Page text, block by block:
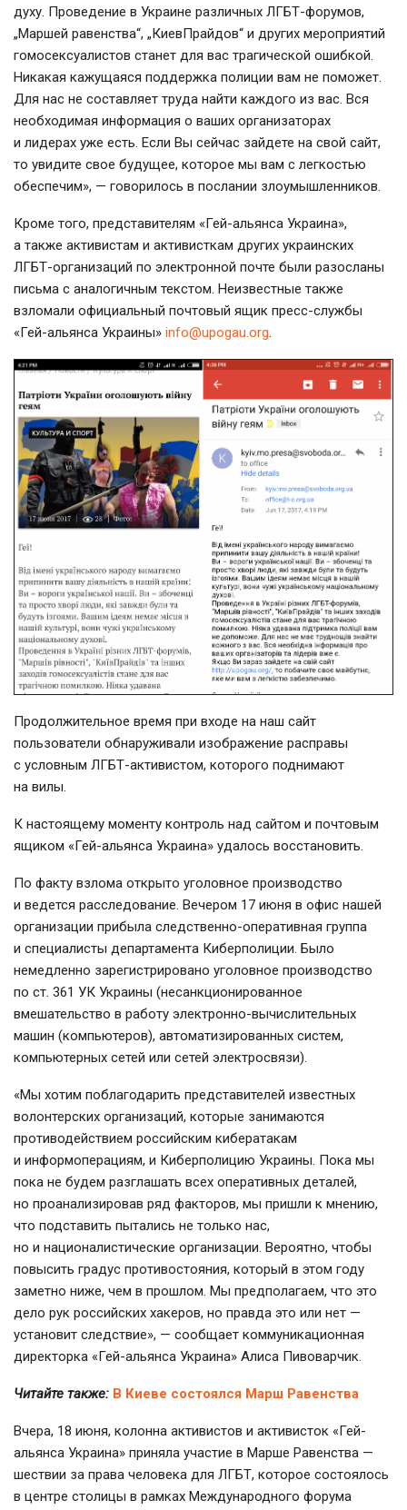
духу. Проведение в Украине различных ЛГБТ-форумов,
„Маршей равенства“, „КиевПрайдов“ и других мероприятий
гомосексуалистов станет для вас трагической ошибкой.
Никакая кажущаяся поддержка полиции вам не поможет.
Для нас не составляет труда найти каждого из вас. Вся
необходимая информация о ваших организаторах
и лидерах уже есть. Если Вы сейчас зайдете на свой сайт,
то увидите свое будущее, которое мы вам с легкостью
обеспечим», — говорилось в послании злоумышленников.
Кроме того, представителям «Гей-альянса Украина»,
а также активистам и активисткам других украинских
ЛГБТ-организаций по электронной почте были разосланы
письма с аналогичным текстом. Неизвестные также
взломали официальный почтовый ящик пресс-службы
«Гей-альянса Украины» info@upogau.org.
Продолжительное время при входе на наш сайт
пользователи обнаруживали изображение расправы
с условным ЛГБТ-активистом, которого поднимают
на вилы.
К настоящему моменту контроль над сайтом и почтовым
ящиком «Гей-альянса Украина» удалось восстановить.
По факту взлома открыто уголовное производство
и ведется расследование. Вечером 17 июня в офис нашей
организации прибыла следственно-оперативная группа
и специалисты департамента Киберполиции. Было
немедленно зарегистрировано уголовное производство
по ст. 361 УК Украины (несанкционированное
вмешательство в работу электронно-вычислительных
машин (компьютеров), автоматизированных систем,
компьютерных сетей или сетей электросвязи).
«Мы хотим поблагодарить представителей известных
волонтерских организаций, которые занимаются
противодействием российским кибератакам
и информоперациям, и Киберполицию Украины. Пока мы
пока не будем разглашать всех оперативных деталей,
но проанализировав ряд факторов, мы пришли к мнению,
что подставить пытались не только нас,
но и националистические организации. Вероятно, чтобы
повысить градус противостояния, который в этом году
заметно ниже, чем в прошлом. Мы предполагаем, что это
дело рук российских хакеров, но правда это или нет —
установит следствие», — сообщает коммуникационная
директорка «Гей-альянса Украина» Алиса Пивоварчик.
Читайте также: В Киеве состоялся Марш Равенства
Вчера, 18 июня, колонна активистов и активисток «Гей-
альянса Украина» приняла участие в Марше Равенства —
шествии за права человека для ЛГБТ, которое состоялось
в центре столицы в рамках Международного форума